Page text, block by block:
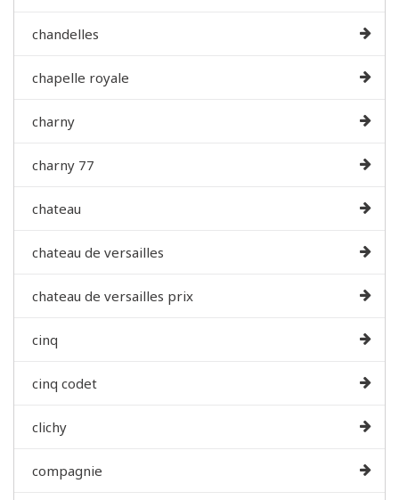
chandelles
chapelle royale
charny
charny 77
chateau
chateau de versailles
chateau de versailles prix
cinq
cinq codet
clichy
compagnie